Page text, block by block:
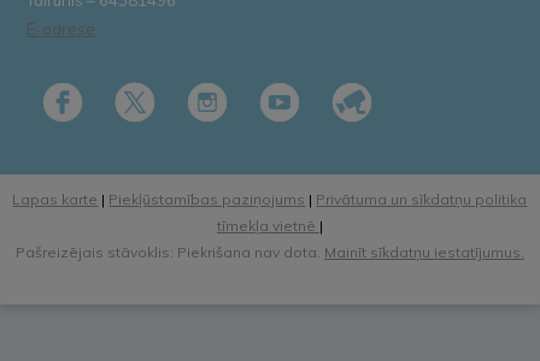
E-adrese
Lapas karte | Piekļūstamības paziņojums | Privātuma un sīkdatņu politika
tīmekļa vietnē |
Pašreizējais stāvoklis: Piekrišana nav dota. Mainīt sīkdatņu iestatījumus.